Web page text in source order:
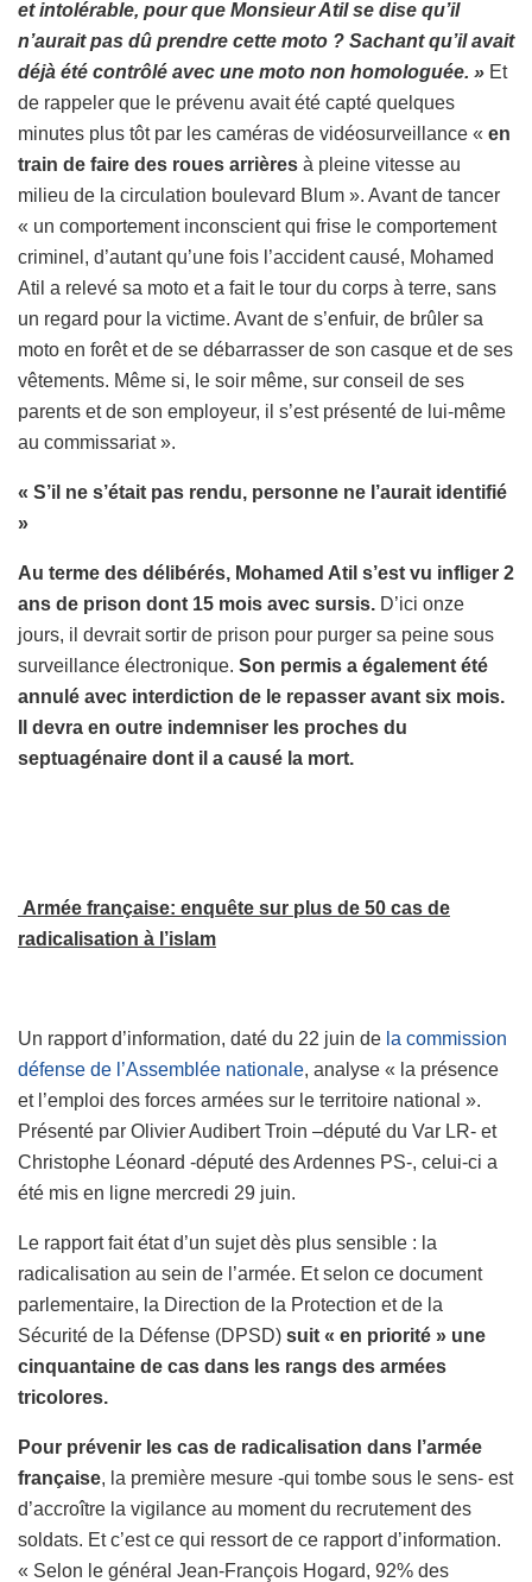
et intolérable, pour que Monsieur Atil se dise qu’il
n’aurait pas dû prendre cette moto ? Sachant qu’il avait
déjà été contrôlé avec une moto non homologuée. » Et
de rappeler que le prévenu avait été capté quelques
minutes plus tôt par les caméras de vidéosurveillance « en
train de faire des roues arrières à pleine vitesse au
milieu de la circulation boulevard Blum ». Avant de tancer
« un comportement inconscient qui frise le comportement
criminel, d’autant qu’une fois l’accident causé, Mohamed
Atil a relevé sa moto et a fait le tour du corps à terre, sans
un regard pour la victime. Avant de s’enfuir, de brûler sa
moto en forêt et de se débarrasser de son casque et de ses
vêtements. Même si, le soir même, sur conseil de ses
parents et de son employeur, il s’est présenté de lui-même
au commissariat ».
« S’il ne s’était pas rendu, personne ne l’aurait identifié
»
Au terme des délibérés, Mohamed Atil s’est vu infliger 2
ans de prison dont 15 mois avec sursis. D’ici onze
jours, il devrait sortir de prison pour purger sa peine sous
surveillance électronique. Son permis a également été
annulé avec interdiction de le repasser avant six mois.
Il devra en outre indemniser les proches du
septuagénaire dont il a causé la mort.
Armée française: enquête sur plus de 50 cas de
radicalisation à l’islam
Un rapport d’information, daté du 22 juin de la commission
défense de l’Assemblée nationale, analyse « la présence
et l’emploi des forces armées sur le territoire national ».
Présenté par Olivier Audibert Troin –député du Var LR- et
Christophe Léonard -député des Ardennes PS-, celui-ci a
été mis en ligne mercredi 29 juin.
Le rapport fait état d’un sujet dès plus sensible : la
radicalisation au sein de l’armée. Et selon ce document
parlementaire, la Direction de la Protection et de la
Sécurité de la Défense (DPSD) suit « en priorité » une
cinquantaine de cas dans les rangs des armées
tricolores.
Pour prévenir les cas de radicalisation dans l’armée
française, la première mesure -qui tombe sous le sens- est
d’accroître la vigilance au moment du recrutement des
soldats. Et c’est ce qui ressort de ce rapport d’information.
« Selon le général Jean-François Hogard, 92% des